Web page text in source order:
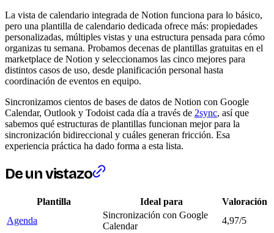
La vista de calendario integrada de Notion funciona para lo básico,
pero una plantilla de calendario dedicada ofrece más: propiedades
personalizadas, múltiples vistas y una estructura pensada para cómo
organizas tu semana. Probamos decenas de plantillas gratuitas en el
marketplace de Notion y seleccionamos las cinco mejores para
distintos casos de uso, desde planificación personal hasta
coordinación de eventos en equipo.
Sincronizamos cientos de bases de datos de Notion con Google
Calendar, Outlook y Todoist cada día a través de 2sync, así que
sabemos qué estructuras de plantillas funcionan mejor para la
sincronización bidireccional y cuáles generan fricción. Esa
experiencia práctica ha dado forma a esta lista.
De un vistazo
Plantilla Ideal para
Valoración
Agenda
Sincronización con Google
Calendar
4,97/5